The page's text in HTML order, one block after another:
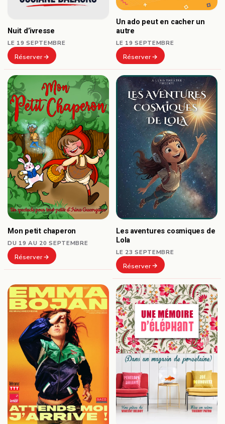
Nuit d’ivresse
LE 19 SEPTEMBRE
Réserver
Un ado peut en cacher un
autre
LE 19 SEPTEMBRE
Réserver
Mon petit chaperon
DU 19 AU 20 SEPTEMBRE
Réserver
Les aventures cosmiques de
Lola
LE 23 SEPTEMBRE
Réserver